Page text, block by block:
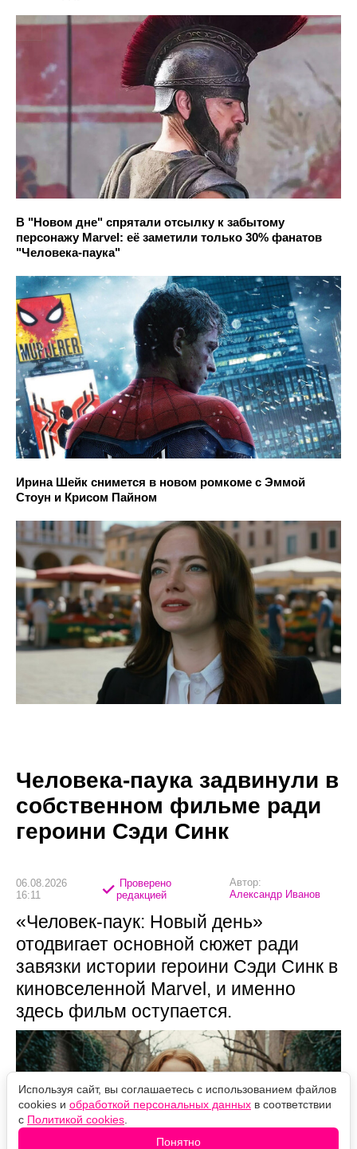
В "Новом дне" спрятали отсылку к забытому
персонажу Marvel: её заметили только 30% фанатов
"Человека-паука"
Ирина Шейк снимется в новом ромкоме с Эммой
Стоун и Крисом Пайном
Человека-паука задвинули в
собственном фильме ради
героини Сэди Синк
06.08.2026
16:11
Проверено
редакцией
Автор:
Александр Иванов
«Человек-паук: Новый день»
отодвигает основной сюжет ради
завязки истории героини Сэди Синк в
киновселенной Marvel, и именно
здесь фильм оступается.
Используя сайт, вы соглашаетесь с использованием файлов
cookies и обработкой персональных данных в соответствии
с Политикой cookies
Понятно